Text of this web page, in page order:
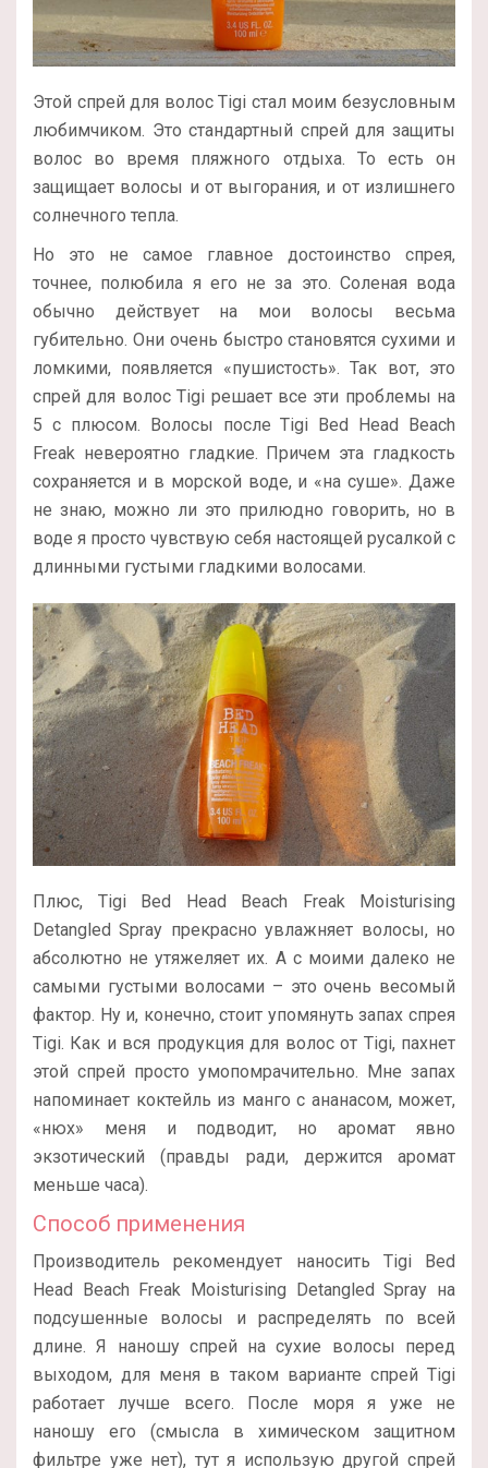
Этой спрей для волос Tigi стал моим безусловным
любимчиком. Это стандартный спрей для защиты
волос во время пляжного отдыха. То есть он
защищает волосы и от выгорания, и от излишнего
солнечного тепла.
Но это не самое главное достоинство спрея,
точнее, полюбила я его не за это. Соленая вода
обычно действует на мои волосы весьма
губительно. Они очень быстро становятся сухими и
ломкими, появляется «пушистость». Так вот, это
спрей для волос Tigi решает все эти проблемы на
5 с плюсом. Волосы после Tigi Bed Head Beach
Freak невероятно гладкие. Причем эта гладкость
сохраняется и в морской воде, и «на суше». Даже
не знаю, можно ли это прилюдно говорить, но в
воде я просто чувствую себя настоящей русалкой с
длинными густыми гладкими волосами.
Плюс, Tigi Bed Head Beach Freak Moisturising
Detangled Spray прекрасно увлажняет волосы, но
абсолютно не утяжеляет их. А с моими далеко не
самыми густыми волосами – это очень весомый
фактор. Ну и, конечно, стоит упомянуть запах спрея
Tigi. Как и вся продукция для волос от Tigi, пахнет
этой спрей просто умопомрачительно. Мне запах
напоминает коктейль из манго с ананасом, может,
«нюх» меня и подводит, но аромат явно
экзотический (правды ради, держится аромат
меньше часа).
Способ применения
Производитель рекомендует наносить Tigi Bed
Head Beach Freak Moisturising Detangled Spray на
подсушенные волосы и распределять по всей
длине. Я наношу спрей на сухие волосы перед
выходом, для меня в таком варианте спрей Tigi
работает лучше всего. После моря я уже не
наношу его (смысла в химическом защитном
фильтре уже нет), тут я использую другой спрей